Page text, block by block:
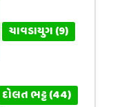
ચાવડાયુગ(9)
દોલત ભટ્ટ(44)